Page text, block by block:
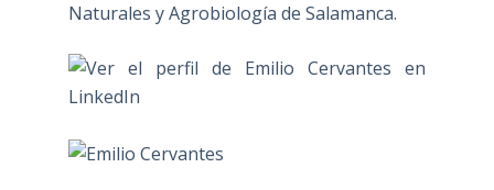
Naturales y Agrobiología de Salamanca.